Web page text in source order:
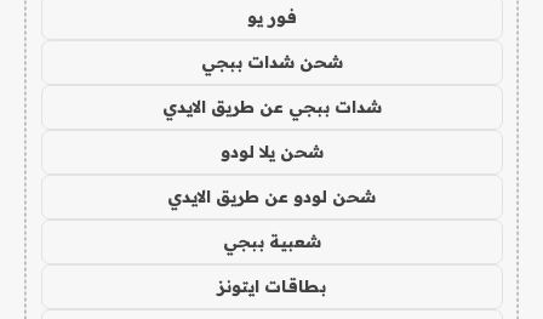
فور يو
شحن شدات ببجي
شدات ببجي عن طريق الايدي
شحن يلا لودو
شحن لودو عن طريق الايدي
شعبية ببجي
بطاقات ايتونز